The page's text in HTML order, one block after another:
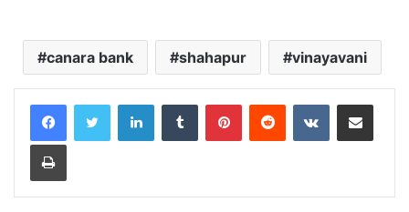
canara bank shahapur vinayavani
LinkedInTumblr PinterestReddit VKontakteShare via Email
Print